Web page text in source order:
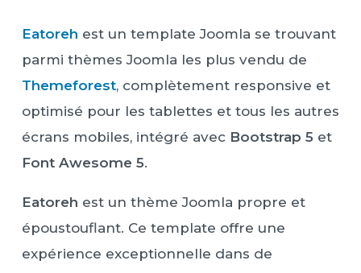
Eatoreh est un template Joomla se trouvant
parmi thèmes Joomla les plus vendu de
Themeforest, complètement responsive et
optimisé pour les tablettes et tous les autres
écrans mobiles, intégré avec Bootstrap 5 et
Font Awesome 5.
Eatoreh est un thème Joomla propre et
époustouflant. Ce template offre une
expérience exceptionnelle dans de